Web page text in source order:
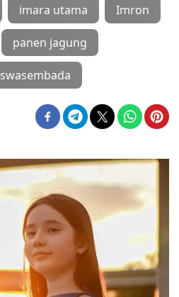
imara utama Imron
panen jagung
swasembada